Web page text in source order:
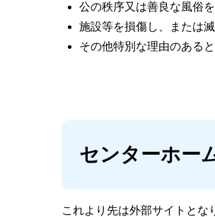
公の秩序又は善良な風俗
施設等を損傷し、または
その他特別な理由のある
センターホー
これより先は外部サイトとな